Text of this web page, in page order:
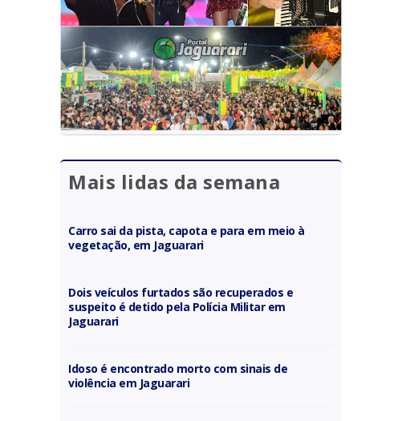
Mais lidas da semana
Carro sai da pista, capota e para em meio à
vegetação, em Jaguarari
Dois veículos furtados são recuperados e
suspeito é detido pela Polícia Militar em
Jaguarari
Idoso é encontrado morto com sinais de
violência em Jaguarari